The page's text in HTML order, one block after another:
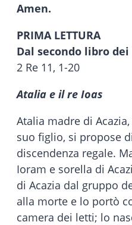
Amen.
PRIMA LETTURA
Dal secondo libro dei
2 Re 11, 1-20
Atalia e il re Ioas
Atalia madre di
suo figlio, si propose
discendenza regale.
Ioram e sorella di
di Acazia dal gruppo
alla morte e lo portò
camera dei letti; lo